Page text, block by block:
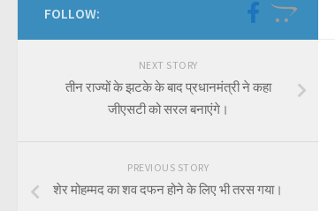
FOLLOW:
NEXT STORY
तीन राज्यों के झटके के बाद प्रधानमंत्री ने कहा
जीएसटी को सरल बनाएंगे।
PREVIOUS STORY
शेर मोहम्मद का शव दफन होने के लिए भी तरस गया।